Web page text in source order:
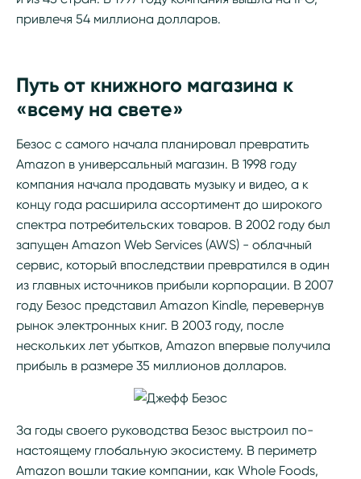
привлечя 54 миллиона долларов.
Путь от книжного магазина к
«всему на свете»
Безос с самого начала планировал превратить
Amazon в универсальный магазин. В 1998 году
компания начала продавать музыку и видео, а к
концу года расширила ассортимент до широкого
спектра потребительских товаров. В 2002 году был
запущен Amazon Web Services (AWS) - облачный
сервис, который впоследствии превратился в один
из главных источников прибыли корпорации. В 2007
году Безос представил Amazon Kindle, перевернув
рынок электронных книг. В 2003 году, после
нескольких лет убытков, Amazon впервые получила
прибыль в размере 35 миллионов долларов.
За годы своего руководства Безос выстроил по-
настоящему глобальную экосистему. В периметр
Amazon вошли такие компании, как Whole Foods,